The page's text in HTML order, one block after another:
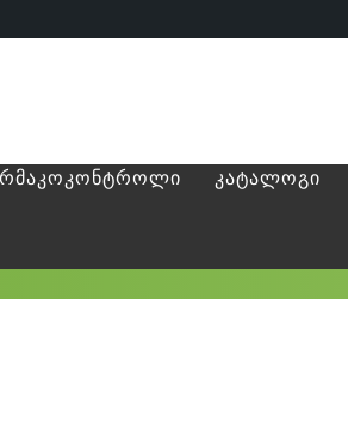
კატალოგი